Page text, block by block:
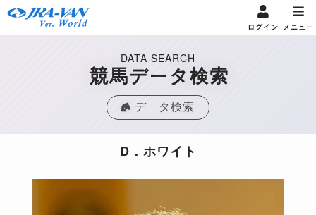
ログイン メニュー
DATA SEARCH
競馬データ検索
データ検索
D．ホワイト